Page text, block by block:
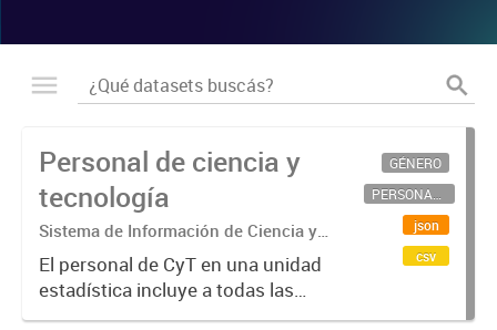
Personal de ciencia y
tecnología
Sistema de Información de Ciencia y
Tecnología Argentino (SICYTAR)
El personal de CyT en una unidad
estadística incluye a todas las
personas involucradas
GÉNERO
PERSONAL CIENTÍFICO-TECNOLÓGICO
json
csv